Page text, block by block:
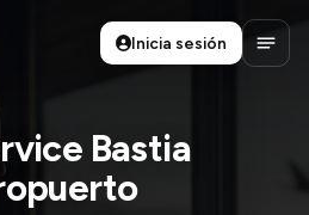
Inicia sesión
Abrir
Bastia